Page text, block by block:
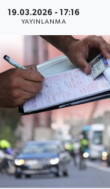
19.03.2026 - 17:16
YAYINLANMA